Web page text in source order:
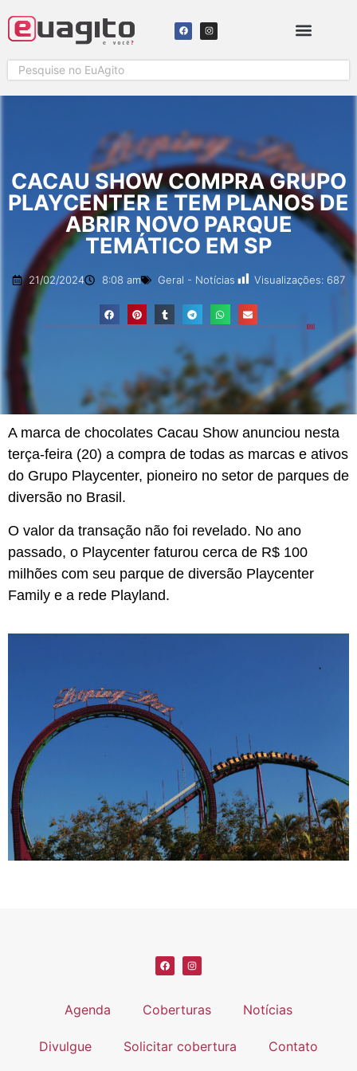
CACAU SHOW COMPRA GRUPO
PLAYCENTER E TEM PLANOS DE
ABRIR NOVO PARQUE
TEMÁTICO EM SP
21/02/2024 8:08 am Geral - Notícias Visualizações: 687
A marca de chocolates Cacau Show anunciou nesta
terça-feira (20) a compra de todas as marcas e ativos
do Grupo Playcenter, pioneiro no setor de parques de
diversão no Brasil.
O valor da transação não foi revelado. No ano
passado, o Playcenter faturou cerca de R$ 100
milhões com seu parque de diversão Playcenter
Family e a rede Playland.
Agenda Coberturas Notícias
Divulgue Solicitar cobertura Contato